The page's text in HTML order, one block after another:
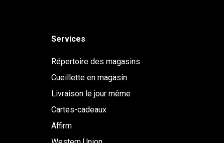
Services
Répertoire des magasins
Cueillette en magasin
Livraison le jour même
Cartes-cadeaux
Affirm